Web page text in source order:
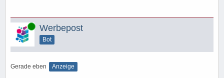
Online Werbepost
Bot
Gerade eben Anzeige